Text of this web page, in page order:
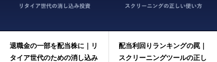
退職金の一部を配当株に｜リ
タイア世代のための消し込み
配当利回りランキングの罠｜
スクリーニングツールの正し